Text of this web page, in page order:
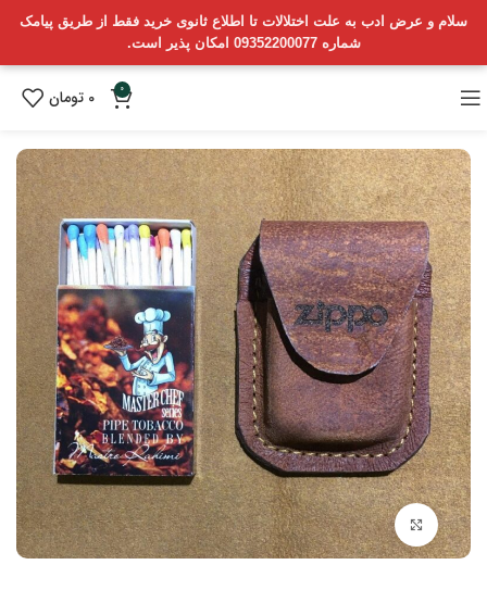
سلام و عرض ادب به علت اختلالات تا اطلاع ثانوی خرید فقط از طریق پیامک
شماره 09352200077 امکان پذیر است.
0
0 تومان
بزرگنمایی تصویر